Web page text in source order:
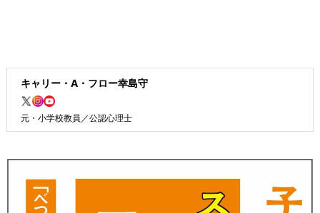
キャリー・A・フロー幸島守
元・小学校教員／公認心理士